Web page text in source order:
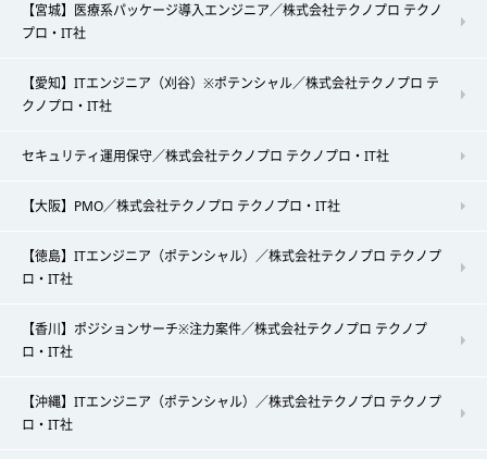
【宮城】医療系パッケージ導入エンジニア／株式会社テクノプロ テクノ
プロ・IT社
【愛知】ITエンジニア（刈谷）※ポテンシャル／株式会社テクノプロ テ
クノプロ・IT社
セキュリティ運用保守／株式会社テクノプロ テクノプロ・IT社
【大阪】PMO／株式会社テクノプロ テクノプロ・IT社
【徳島】ITエンジニア（ポテンシャル）／株式会社テクノプロ テクノプ
ロ・IT社
【香川】ポジションサーチ※注力案件／株式会社テクノプロ テクノプ
ロ・IT社
【沖縄】ITエンジニア（ポテンシャル）／株式会社テクノプロ テクノプ
ロ・IT社